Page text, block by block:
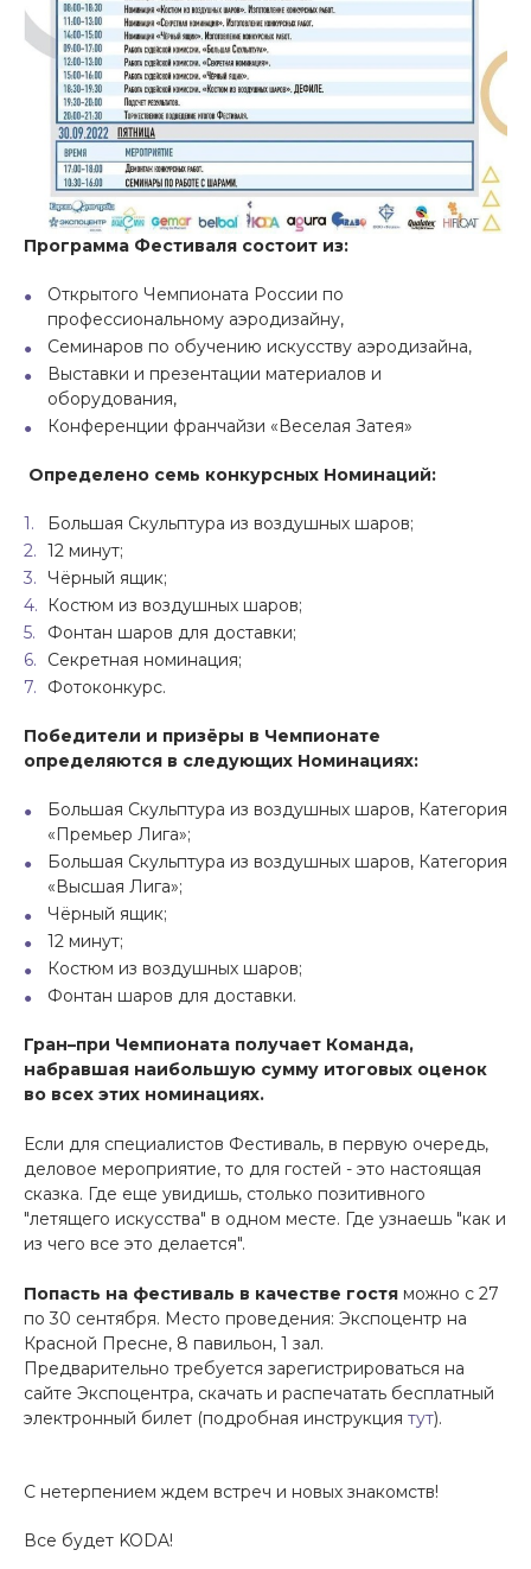
Программа Фестиваля состоит из:
Открытого Чемпионата России по
профессиональному аэродизайну,
Семинаров по обучению искусству аэродизайна,
Выставки и презентации материалов и
оборудования,
Конференции франчайзи «Веселая Затея»
Определено семь конкурсных Номинаций:
Большая Скульптура из воздушных шаров;
12 минут;
Чёрный ящик;
Костюм из воздушных шаров;
Фонтан шаров для доставки;
Секретная номинация;
Фотоконкурс.
Победители и призёры в Чемпионате
определяются в следующих Номинациях:
Большая Скульптура из воздушных шаров, Категория
«Премьер Лига»;
Большая Скульптура из воздушных шаров, Категория
«Высшая Лига»;
Чёрный ящик;
12 минут;
Костюм из воздушных шаров;
Фонтан шаров для доставки.
Гран–при Чемпионата получает Команда,
набравшая наибольшую сумму итоговых оценок
во всех этих номинациях.
Если для специалистов Фестиваль, в первую очередь,
деловое мероприятие, то для гостей - это настоящая
сказка. Где еще увидишь, столько позитивного
"летящего искусства" в одном месте. Где узнаешь "как и
из чего все это делается".
Попасть на фестиваль в качестве гостя можно с 27
по 30 сентября. Место проведения: Экспоцентр на
Красной Пресне, 8 павильон, 1 зал.
Предварительно требуется зарегистрироваться на
сайте Экспоцентра, скачать и распечатать бесплатный
электронный билет (подробная инструкция тут).
С нетерпением ждем встреч и новых знакомств!
Все будет KODA!